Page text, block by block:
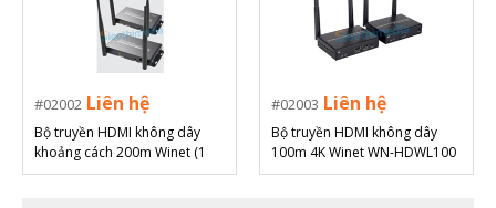
02002 Liên hệ
Bộ truyền HDMI không dây
khoảng cách 200m Winet (1
phát 1 nhận)
02003 Liên hệ
Bộ truyền HDMI không dây
100m 4K Winet WN-HDWL100